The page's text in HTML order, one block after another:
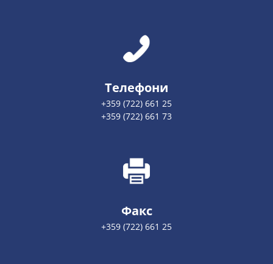
Телефони
+359 (722) 661 25
+359 (722) 661 73
Факс
+359 (722) 661 25